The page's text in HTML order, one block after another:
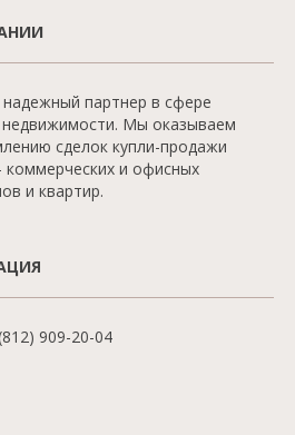
партнер в сфере
Мы оказываем
сделок купли-продажи
и офисных
и квартир.
909-20-04